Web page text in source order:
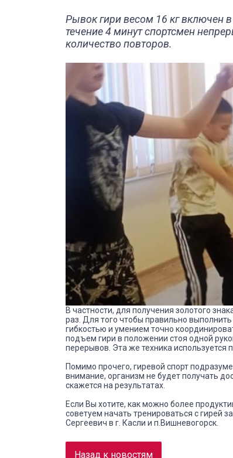
Рывок гири весом 16 кг включен
течение 4 минут спортсмен
количество повторов.
В частности, для получения золотого
раз. Для того чтобы правильно
гибкостью и умением точно
подъем гири в положении стоя одной
перерывов. Эта же техника используется
Помимо прочего, гиревой спорт
внимание, организм не будет получать
скажется на результатах.
Если Вы хотите, как можно более
советуем начать тренироваться с гирей
Сергеевич в г. Касли и п.Вишневогорск.
Назад к новостям